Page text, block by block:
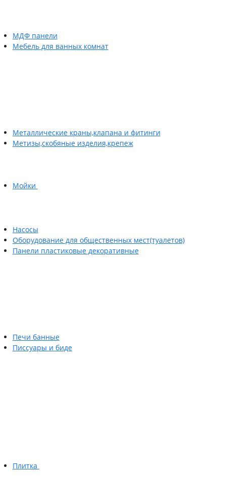
МДФ панели
Мебель для ванных комнат
Металлические краны,клапана и фитинги
Метизы,скобяные изделия,крепеж
Мойки
Насосы
Оборудование для общественных мест(туалетов)
Панели пластиковые декоративные
Печи банные
Писсуары и биде
Плитка